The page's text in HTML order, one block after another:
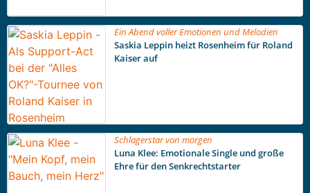
Ein Abend voller Emotionen und Melodien
Saskia Leppin heizt Rosenheim für Roland
Kaiser auf
Schlagerstar von morgen
Luna Klee: Emotionale Single und große
Ehre für den Senkrechtstarter